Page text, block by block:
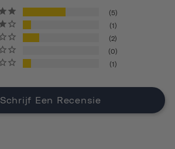
5
1
2
0
1
Schrijf Een Recensie